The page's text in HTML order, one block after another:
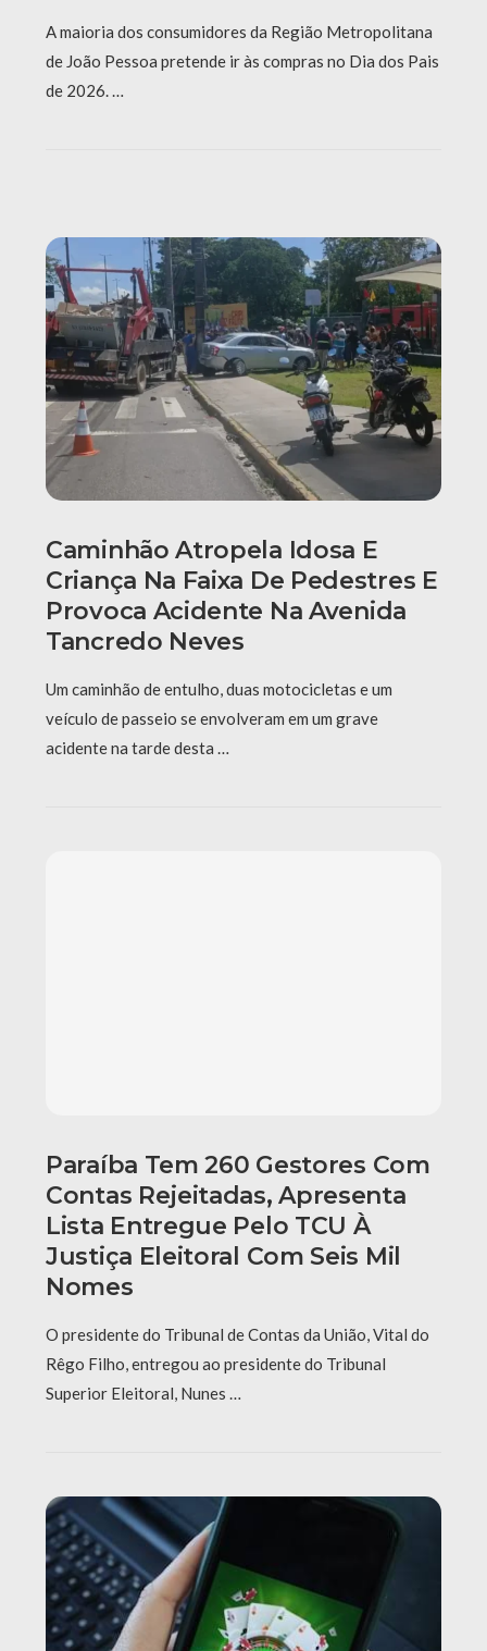
A maioria dos consumidores da Região Metropolitana
de João Pessoa pretende ir às compras no Dia dos Pais
de 2026. …
Caminhão Atropela Idosa E
Criança Na Faixa De Pedestres E
Provoca Acidente Na Avenida
Tancredo Neves
Um caminhão de entulho, duas motocicletas e um
veículo de passeio se envolveram em um grave
acidente na tarde desta …
Paraíba Tem 260 Gestores Com
Contas Rejeitadas, Apresenta
Lista Entregue Pelo TCU À
Justiça Eleitoral Com Seis Mil
Nomes
O presidente do Tribunal de Contas da União, Vital do
Rêgo Filho, entregou ao presidente do Tribunal
Superior Eleitoral, Nunes …